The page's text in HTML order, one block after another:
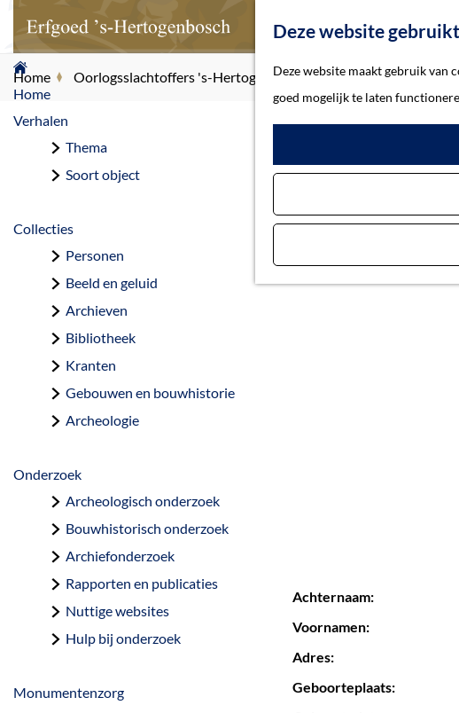
Deze website
Deze website maakt gebruik van
goed mogelijk te laten
G
a
n
d
Home
Verhalen
Thema
Soort object
Collecties
Personen
Beeld en geluid
Archieven
Bibliotheek
Kranten
Gebouwen en bouwhistorie
Archeologie
Onderzoek
Archeologisch onderzoek
Bouwhistorisch onderzoek
Archiefonderzoek
Rapporten en publicaties
Nuttige websites
Hulp bij onderzoek
Monumentenzorg
Home Oorlogsslachtoffers 's-Hertogenbosch Ardon, Nicolaas
Hooge
Achternaam:
Voornamen:
Adres:
Geboorteplaats: